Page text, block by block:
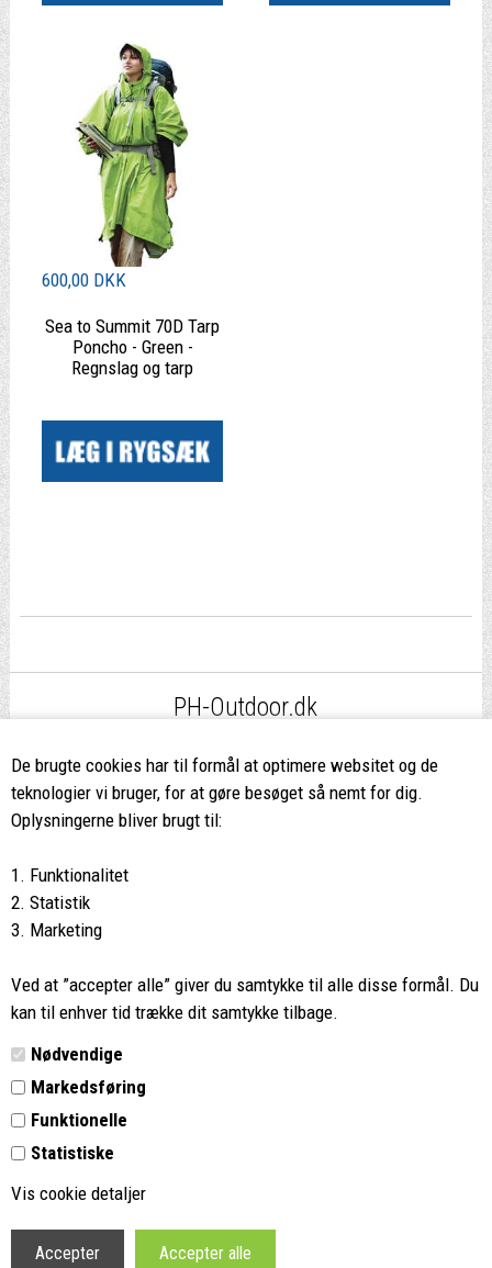
De brugte cookies har til formål at optimere websitet og de
teknologier vi bruger, for at gøre besøget så nemt for dig.
Oplysningerne bliver brugt til:
1. Funktionalitet
2. Statistik
3. Marketing
Ved at ”accepter alle” giver du samtykke til alle disse formål. Du
kan til enhver tid trække dit samtykke tilbage.
Nødvendige
Markedsføring
Funktionelle
Statistiske
Vis cookie detaljer
600,00 DKK
Sea to Summit 70D Tarp
Poncho - Green -
Regnslag og tarp
PH-Outdoor.dk
ved køb over 499,-*
8662 2113
Vi glæder os til at se dig
Vilkår